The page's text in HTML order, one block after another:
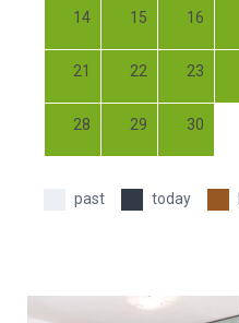
14 15 16
21 22 23
28 29 30
past today